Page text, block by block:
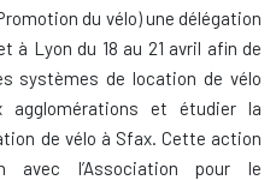
du vélo) une délégation
à Lyon du 18 au 21 avril afin de
systèmes de location de vélo
et étudier la
de vélo à Sfax. Cette action
avec l’Association pour le